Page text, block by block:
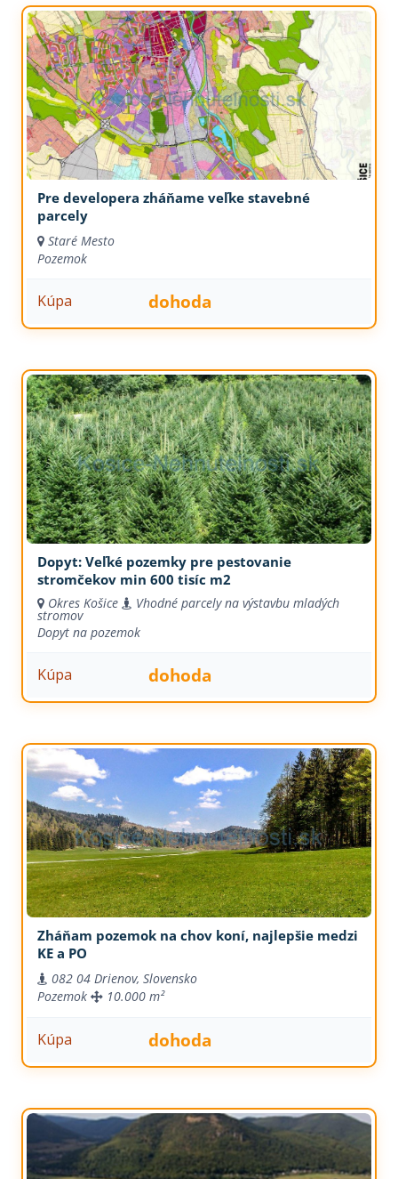
Pre developera zháňame veľke stavebné
parcely
Staré Mesto
Pozemok
Kúpa dohoda
Dopyt: Veľké pozemky pre pestovanie
stromčekov min 600 tisíc m2
Okres Košice Vhodné parcely na výstavbu mladých
stromov
Dopyt na pozemok
Kúpa dohoda
Zháňam pozemok na chov koní, najlepšie medzi
KE a PO
082 04 Drienov, Slovensko
Pozemok
10.000 m²
Kúpa dohoda